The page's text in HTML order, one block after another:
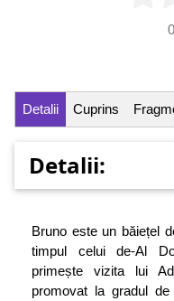
0
Detalii Cuprins
Detalii:
Bruno este un băiețel
timpul celui de-Al
primește vizita lui
promovat la gradul